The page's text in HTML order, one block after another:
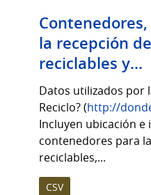
la recepción
reciclables y...
Datos utilizados por
Reciclo? (http://
Incluyen ubicación
contenedores para
reciclables,...
CSV